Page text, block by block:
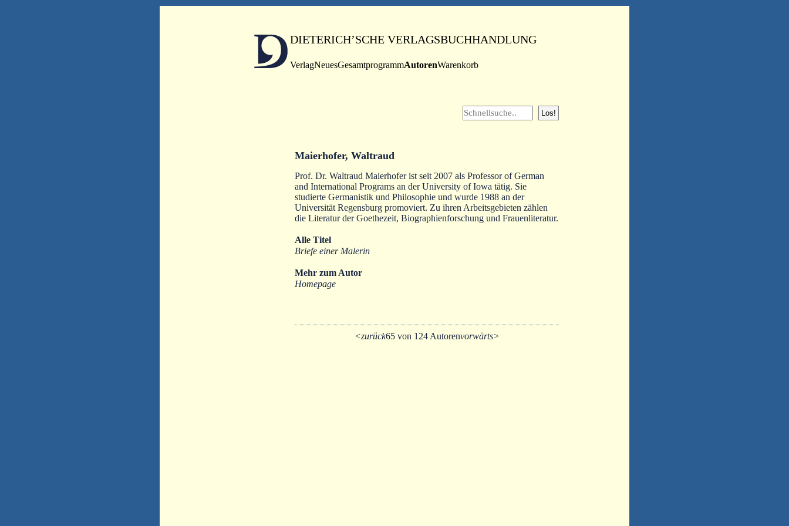
DIETERICH’SCHE VERLAGSBUCHHANDLUNG
VerlagNeuesGesamtprogrammAutorenWarenkorb
Maierhofer, Waltraud
Prof. Dr. Waltraud Maierhofer ist seit 2007 als Professor of German
and International Programs an der University of Iowa tätig. Sie
studierte Germanistik und Philosophie und wurde 1988 an der
Universität Regensburg promoviert. Zu ihren Arbeitsgebieten zählen
die Literatur der Goethezeit, Biographienforschung und Frauenliteratur.
Alle Titel
Briefe einer Malerin
Mehr zum Autor
Homepage
<zurück65 von 124 Autorenvorwärts>